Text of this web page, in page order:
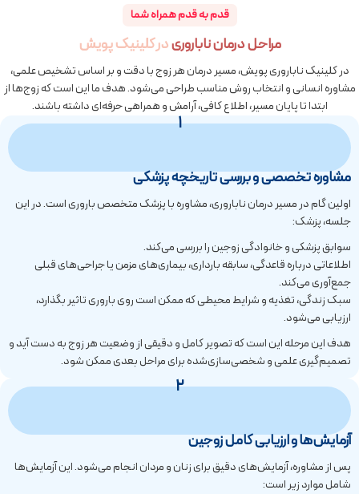
قدم به قدم همراه شما
مراحل درمان ناباروریدر کلینیک پویش
در کلینیک ناباروری پویش، مسیر درمان هر زوج با دقت و بر اساس تشخیص علمی،
مشاوره انسانی و انتخاب روش مناسب طراحی می‌شود. هدف ما این است که زوج‌ها از
ابتدا تا پایان مسیر، اطلاع کافی، آرامش و همراهی حرفه‌ای داشته باشند.
1
مشاوره تخصصی و بررسی تاریخچه پزشکی
اولین گام در مسیر درمان ناباروری، مشاوره با پزشک متخصص باروری است. در این
جلسه، پزشک:
سوابق پزشکی و خانوادگی زوجین را بررسی می‌کند.
اطلاعاتی درباره قاعدگی، سابقه بارداری، بیماری‌های مزمن یا جراحی‌های قبلی
جمع‌آوری می‌کند.
سبک زندگی، تغذیه و شرایط محیطی که ممکن است روی باروری تاثیر بگذارد،
ارزیابی می‌شود.
هدف این مرحله این است که تصویر کامل و دقیقی از وضعیت هر زوج به دست آید و
تصمیم‌گیری علمی و شخصی‌سازی‌شده برای مراحل بعدی ممکن شود.
2
آزمایش‌ها و ارزیابی کامل زوجین
پس از مشاوره، آزمایش‌های دقیق برای زنان و مردان انجام می‌شود. این آزمایش‌ها
شامل موارد زیر است: